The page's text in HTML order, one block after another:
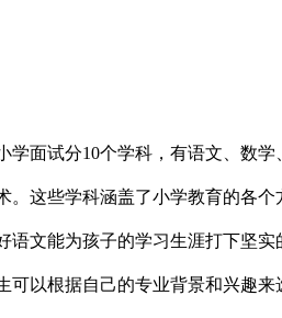
面试分10个学科，有语文、数学
这些学科涵盖了小学教育的各个
文能为孩子的学习生涯打下坚
以根据自己的专业背景和兴趣